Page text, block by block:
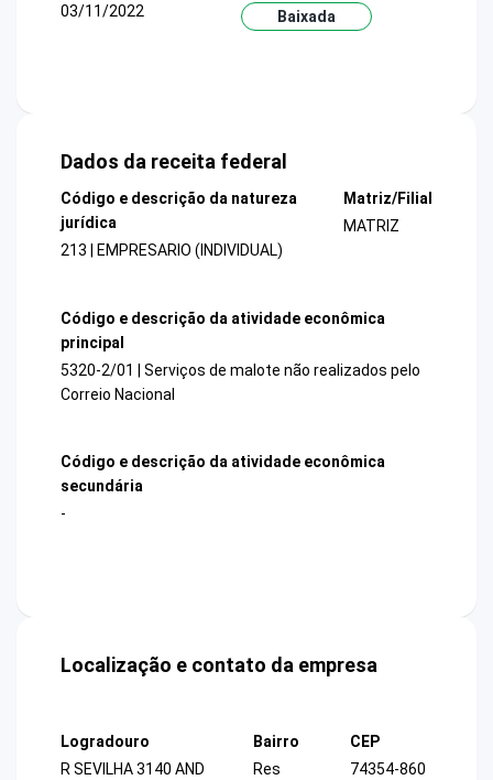
03/11/2022
Baixada
Dados da receita federal
Código e descrição da natureza
jurídica
213 | EMPRESARIO (INDIVIDUAL)
Matriz/Filial
MATRIZ
Código e descrição da atividade econômica
principal
5320-2/01 | Serviços de malote não realizados pelo
Correio Nacional
Código e descrição da atividade econômica
secundária
-
Localização e contato da empresa
Logradouro
R SEVILHA 3140 AND
Bairro
Res
CEP
74354-860